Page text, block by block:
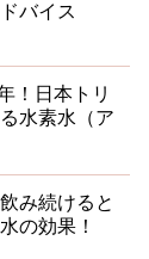
バイス
！日本トリ
水素水（ア
み続けると
の効果！